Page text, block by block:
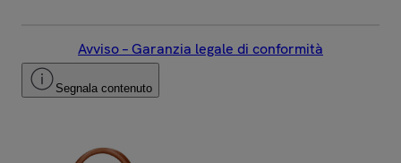
Avviso – Garanzia legale di conformità
Segnala contenuto